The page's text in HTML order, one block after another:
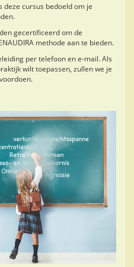
deze cursus bedoeld om je
gecertificeerd om de
methode aan te bieden.
per telefoon en e-mail. Als
wilt toepassen, zullen we je